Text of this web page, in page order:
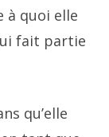
à quoi elle
fait partie
qu’elle